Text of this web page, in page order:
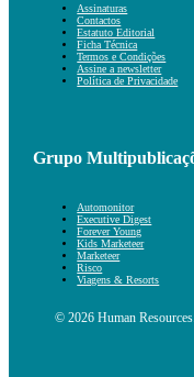
Assinaturas
Contactos
Estatuto Editorial
Ficha Técnica
Termos e Condições
Assine a newsletter
Política de Privacidade
Grupo
Automonitor
Executive Digest
Forever Young
Kids Marketeer
Marketeer
Risco
Viagens & Resorts
© 2026 Human